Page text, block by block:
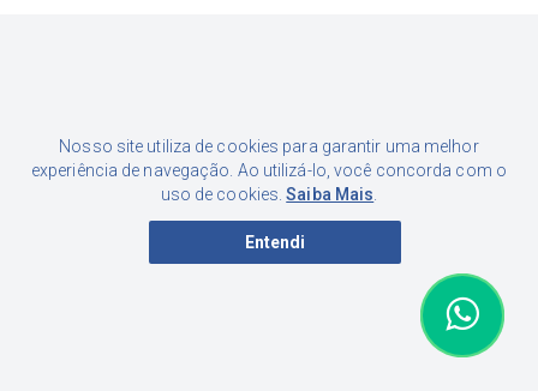
à vista - 5%
Nosso site utiliza de cookies para garantir uma melhor
experiência de navegação. Ao utilizá-lo, você concorda com o
uso de cookies.Saiba Mais
Entendi